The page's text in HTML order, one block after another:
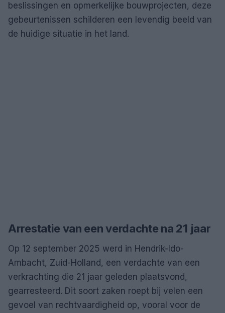
beslissingen en opmerkelijke bouwprojecten, deze
gebeurtenissen schilderen een levendig beeld van
de huidige situatie in het land.
Arrestatie van een verdachte na 21 jaar
Op 12 september 2025 werd in Hendrik-Ido-
Ambacht, Zuid-Holland, een verdachte van een
verkrachting die 21 jaar geleden plaatsvond,
gearresteerd. Dit soort zaken roept bij velen een
gevoel van rechtvaardigheid op, vooral voor de